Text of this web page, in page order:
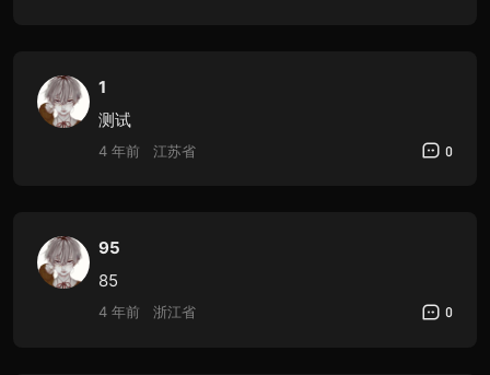
1
测试
4 年前 江苏省 0
95
85
4 年前 浙江省 0